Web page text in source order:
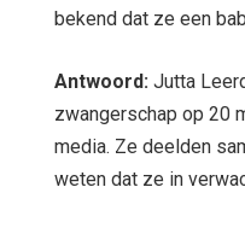
bekend dat ze een
Antwoord: Jutta
zwangerschap op 20
media. Ze deelden
weten dat ze in